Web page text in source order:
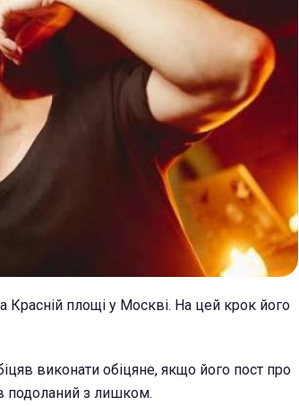
Красній площі у Москві. На цей крок його
виконати обіцяне, якщо його пост про
подоланий з лишком.